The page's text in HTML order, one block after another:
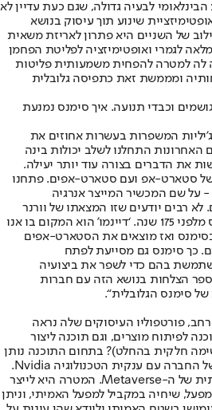
לבעיה גדולה, שגם כעת עדיין לא
שינוע תוך עיסוק בנושא
של השניים היא פתרון לאריזת משאית
לגמרי ואופטימיזציה לפליטת הפחמן
לה למטרה להפחית משמעותית פליטות
ומממשת זאת כתפיסה גלובלית
וכבדי תנועה. איך סימנס נמנעת
המשפרות בעשרות אחוזים את
התחלנו לשלב יכולות בינה
את הדברים בצורה עוד יותר יעילה.
של סטארט-אפ ועם סטארט-אפים. פתחנו
- על שם המכשיר המייצר אנרגיה
לא רבים יודעים שזו המצאתו של וורנר
סימנס, האב המייסד של סימנס מלפני 175 שנה. ‘דיינמו’ הוא המקום בו אנו
ואז מוצאים את הסטארט-אפים
כך סימנס גם מסייעת לפתח
בהם כדי לשפר את ביצועיה
הצלחות בנושא הזה עם חברות
סימנס הגלובלית“.
פורטפוליו העיסוקים שלה נראה
לפיתוח מוצרים, וגם תוכנה ליצור
חלקית בהחלט)? בתחום התוכנה נותן
פויר דוגמה של שיתוף פעולה של החברה עם ענקית הטכנולוגיה Nvidia.
יחד הן מפתחות גרסה תעשייתית של ה-Metaverse. המטרה היא לייצר
שיחיה במקביל למפעל האמיתי, וניתן